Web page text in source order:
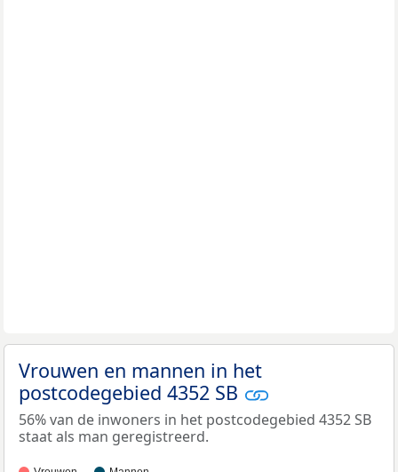
Vrouwen en mannen in het
postcodegebied 4352 SB
56% van de inwoners in het postcodegebied 4352 SB
staat als man geregistreerd.